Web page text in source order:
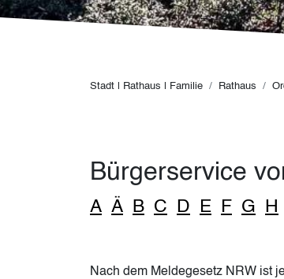
Pfadnavigation
Stadt | Rathaus | Familie Rathaus
Bürgerservice
A Ä B C D E F G H
Nach dem Meldegesetz NRW ist